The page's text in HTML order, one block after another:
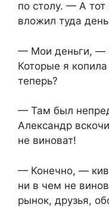
по столу. — А тот
вложил туда
— Мои деньги, —
Которые я
теперь?
— Там был
Александр
не виноват!
— Конечно, —
ни в чем не
рынок, друзья,